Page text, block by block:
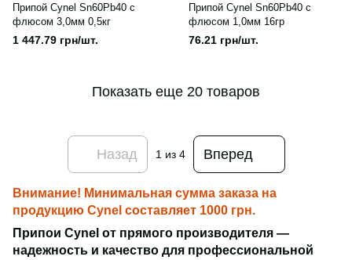
Припой Cynel Sn60Pb40 с
флюсом 3,0мм 0,5кг
1 447.79 грн/шт.
Припой Cynel Sn60Pb40 с
флюсом 1,0мм 16гр
76.21 грн/шт.
Показать еще 20 товаров
Назад 1 из 4 Вперед
Внимание! Минимальная сумма заказа на
продукцию Cynel составляет 1000 грн.
Припои Cynel от прямого производителя —
надежность и качество для профессиональной